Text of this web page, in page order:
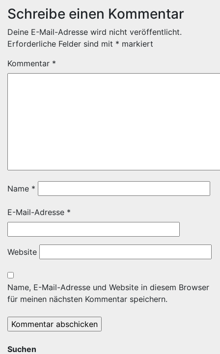
Schreibe einen Kommentar
Deine E-Mail-Adresse wird nicht veröffentlicht.
Erforderliche Felder sind mit * markiert
Kommentar *
Name *
E-Mail-Adresse *
Website
Name, E-Mail-Adresse und Website in diesem Browser
für meinen nächsten Kommentar speichern.
Suchen